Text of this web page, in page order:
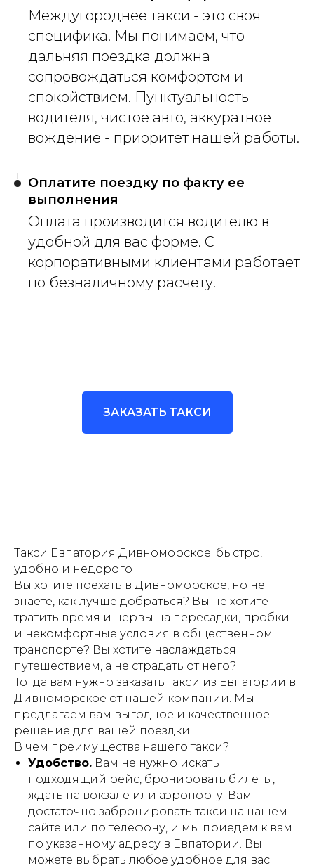
Междугороднее такси - это своя
специфика. Мы понимаем, что
дальняя поездка должна
сопровождаться комфортом и
спокойствием. Пунктуальность
водителя, чистое авто, аккуратное
вождение - приоритет нашей работы.
Оплатите поездку по факту ее
выполнения
Оплата производится водителю в
удобной для вас форме. С
корпоративными клиентами работает
по безналичному расчету.
ЗАКАЗАТЬ ТАКСИ
Такси Евпатория Дивноморское: быстро,
удобно и недорого
Вы хотите поехать в Дивноморское, но не
знаете, как лучше добраться? Вы не хотите
тратить время и нервы на пересадки, пробки
и некомфортные условия в общественном
транспорте? Вы хотите наслаждаться
путешествием, а не страдать от него?
Тогда вам нужно заказать такси из Евпатории в
Дивноморское от нашей компании. Мы
предлагаем вам выгодное и качественное
решение для вашей поездки.
В чем преимущества нашего такси?
Удобство. Вам не нужно искать
подходящий рейс, бронировать билеты,
ждать на вокзале или аэропорту. Вам
достаточно забронировать такси на нашем
сайте или по телефону, и мы приедем к вам
по указанному адресу в Евпатории. Вы
можете выбрать любое удобное для вас